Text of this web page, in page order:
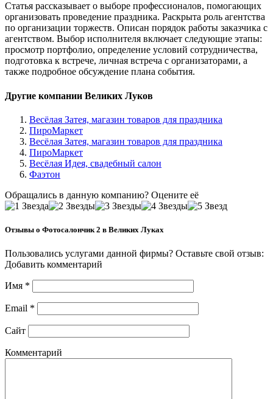
Статья рассказывает о выборе профессионалов, помогающих
организовать проведение праздника. Раскрыта роль агентства
по организации торжеств. Описан порядок работы заказчика с
агентством. Выбор исполнителя включает следующие этапы:
просмотр портфолио, определение условий сотрудничества,
подготовка к встрече, личная встреча с организаторами, а
также подробное обсуждение плана события.
Другие компании Великих Луков
Весёлая Затея, магазин товаров для праздника
ПироМаркет
Весёлая Затея, магазин товаров для праздника
ПироМаркет
Весёлая Идея, свадебный салон
Фаэтон
Обращались в данную компанию? Оцените её
Отзывы о Фотосалончик 2 в Великих Луках
Пользовались услугами данной фирмы? Оставьте свой отзыв:
Добавить комментарий
Имя *
Email *
Сайт
Комментарий